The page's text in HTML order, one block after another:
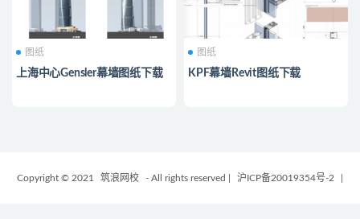
图纸
上海中心Gensler幕墙图纸下载
图纸
KPF幕墙Revit图纸下载
Copyright © 2021 筑浪网校 - All rights reserved 沪ICP备20019354号-2